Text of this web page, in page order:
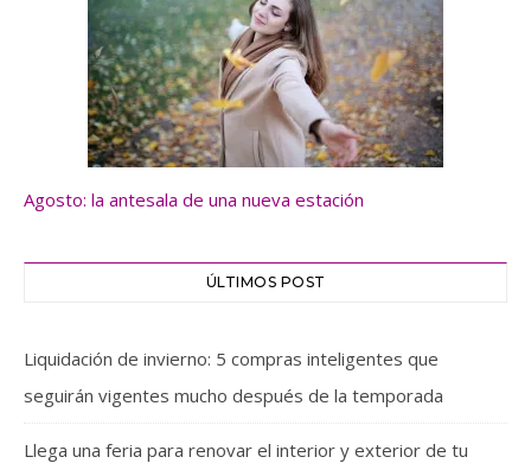
Agosto: la antesala de una nueva estación
ÚLTIMOS POST
Liquidación de invierno: 5 compras inteligentes que
seguirán vigentes mucho después de la temporada
Llega una feria para renovar el interior y exterior de tu